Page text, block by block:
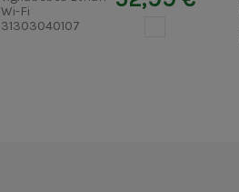
Wi-Fi
31303040107